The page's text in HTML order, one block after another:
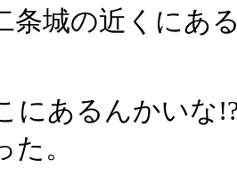
条城の近くにあ
にあるんかいな
。